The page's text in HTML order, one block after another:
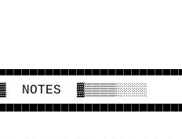
NOTES  ▓▒▒▒▒░░░░